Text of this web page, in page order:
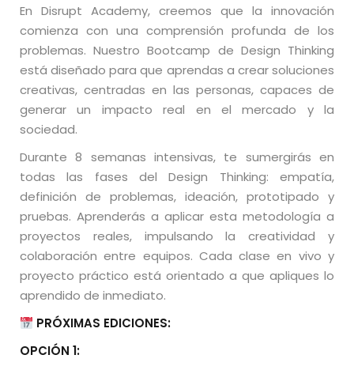
equipos.
Gerentes de Producto y Líderes de Proyecto:
Profesionales que buscan mejorar la dirección y
ejecución de proyectos, tanto en el desarrollo de
productos como en la gestión de equipos y
recursos bajo metodologías ágiles.
Emprendedores, Fundadores de Startups y
Consultores de Innovación: Líderes y asesores que
necesitan herramientas efectivas para validar y
desarrollar ideas de negocio rápidamente,
gestionar el cambio organizacional y adaptarse a
los mercados competitivos.
En Disrupt Academy, creemos que la innovación
comienza con una comprensión profunda de los
problemas. Nuestro Bootcamp de Design Thinking
está diseñado para que aprendas a crear soluciones
creativas, centradas en las personas, capaces de
generar un impacto real en el mercado y la
sociedad.
Durante 8 semanas intensivas, te sumergirás en
todas las fases del Design Thinking: empatía,
definición de problemas, ideación, prototipado y
pruebas. Aprenderás a aplicar esta metodología a
proyectos reales, impulsando la creatividad y
colaboración entre equipos. Cada clase en vivo y
proyecto práctico está orientado a que apliques lo
aprendido de inmediato.
PRÓXIMAS EDICIONES:
OPCIÓN 1: